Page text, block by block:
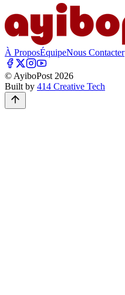
À ProposÉquipeNous Contacter
© AyiboPost 2026
Built by 414 Creative Tech